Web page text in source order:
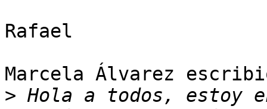
Rafael
Marcela Álvarez
> Hola a todos, estoy